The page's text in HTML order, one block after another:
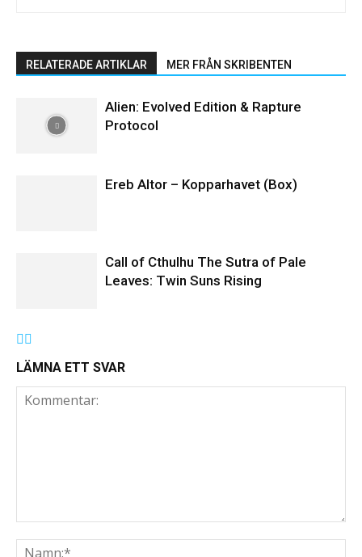
RELATERADE ARTIKLAR MER FRÅN SKRIBENTEN
Alien: Evolved Edition & Rapture
Protocol
Ereb Altor – Kopparhavet (Box)
Call of Cthulhu The Sutra of Pale
Leaves: Twin Suns Rising
LÄMNA ETT SVAR